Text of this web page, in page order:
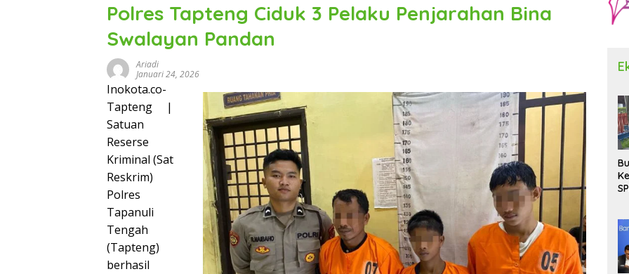
Polres Tapteng Ciduk 3 Pelaku Penjarahan Bina
Swalayan Pandan
Ariadi
Januari 24, 2026
Inokota.co-
Tapteng |
Satuan
Reserse
Kriminal (Sat
Reskrim)
Polres
Tapanuli
Tengah
(Tapteng)
berhasil